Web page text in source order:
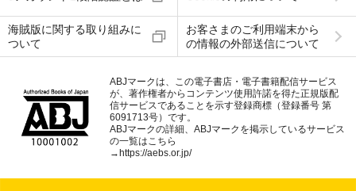
海賊版に関する取り組みに
ついて
お客さまのご利用端末から
の情報の外部送信について
ABJマークは、この電子書店・電子書籍配信サービス
が、著作権者からコンテンツ使用許諾を得た正規版配
信サービスであることを示す登録商標（登録番号 第
6091713号）です。
ABJマークの詳細、ABJマークを掲示しているサービス
の一覧はこちら
→ https://aebs.or.jp/